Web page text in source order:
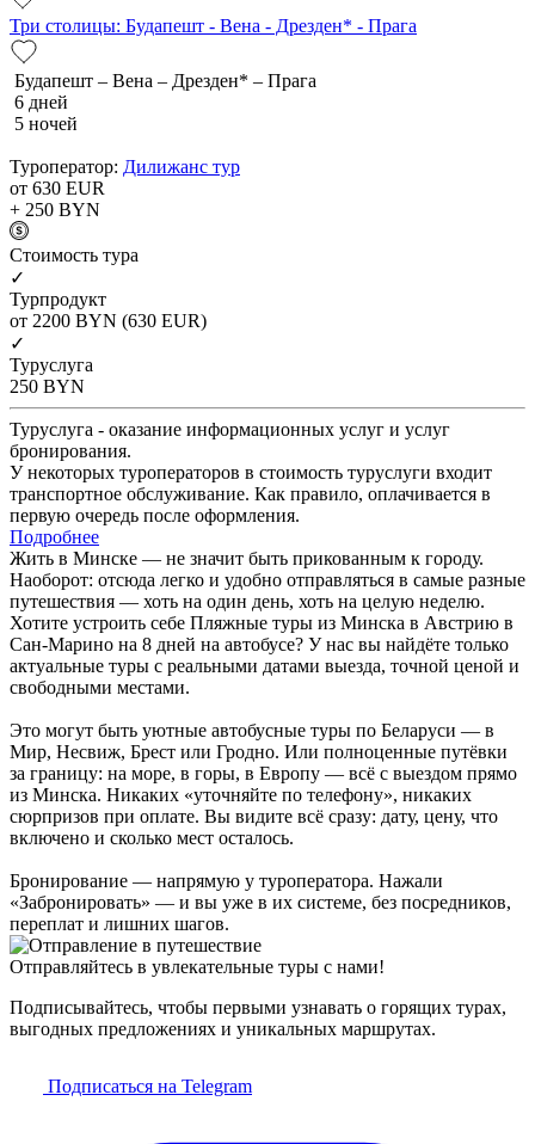
Три столицы: Будапешт - Вена - Дрезден* - Прага
Будапешт – Вена – Дрезден* – Прага
6 дней
5 ночей
Туроператор: Дилижанс тур
от 630 EUR
+ 250 BYN
Cтоимость тура
✓
Турпродукт
от 2200 BYN (630 EUR)
✓
Туруслуга
250 BYN
Туруслуга - оказание информационных услуг и услуг
бронирования.
У некоторых туроператоров в стоимость туруслуги входит
транспортное обслуживание. Как правило, оплачивается в
первую очередь после оформления.
Подробнее
Жить в Минске — не значит быть прикованным к городу.
Наоборот: отсюда легко и удобно отправляться в самые разные
путешествия — хоть на один день, хоть на целую неделю.
Хотите устроить себе Пляжные туры из Минска в Австрию в
Сан-Марино на 8 дней на автобусе? У нас вы найдёте только
актуальные туры с реальными датами выезда, точной ценой и
свободными местами.
Это могут быть уютные автобусные туры по Беларуси — в
Мир, Несвиж, Брест или Гродно. Или полноценные путёвки
за границу: на море, в горы, в Европу — всё с выездом прямо
из Минска. Никаких «уточняйте по телефону», никаких
сюрпризов при оплате. Вы видите всё сразу: дату, цену, что
включено и сколько мест осталось.
Бронирование — напрямую у туроператора. Нажали
«Забронировать» — и вы уже в их системе, без посредников,
переплат и лишних шагов.
Отправляйтесь в увлекательные туры с нами!
Подписывайтесь, чтобы первыми узнавать о горящих турах,
выгодных предложениях и уникальных маршрутах.
Подписаться на Telegram